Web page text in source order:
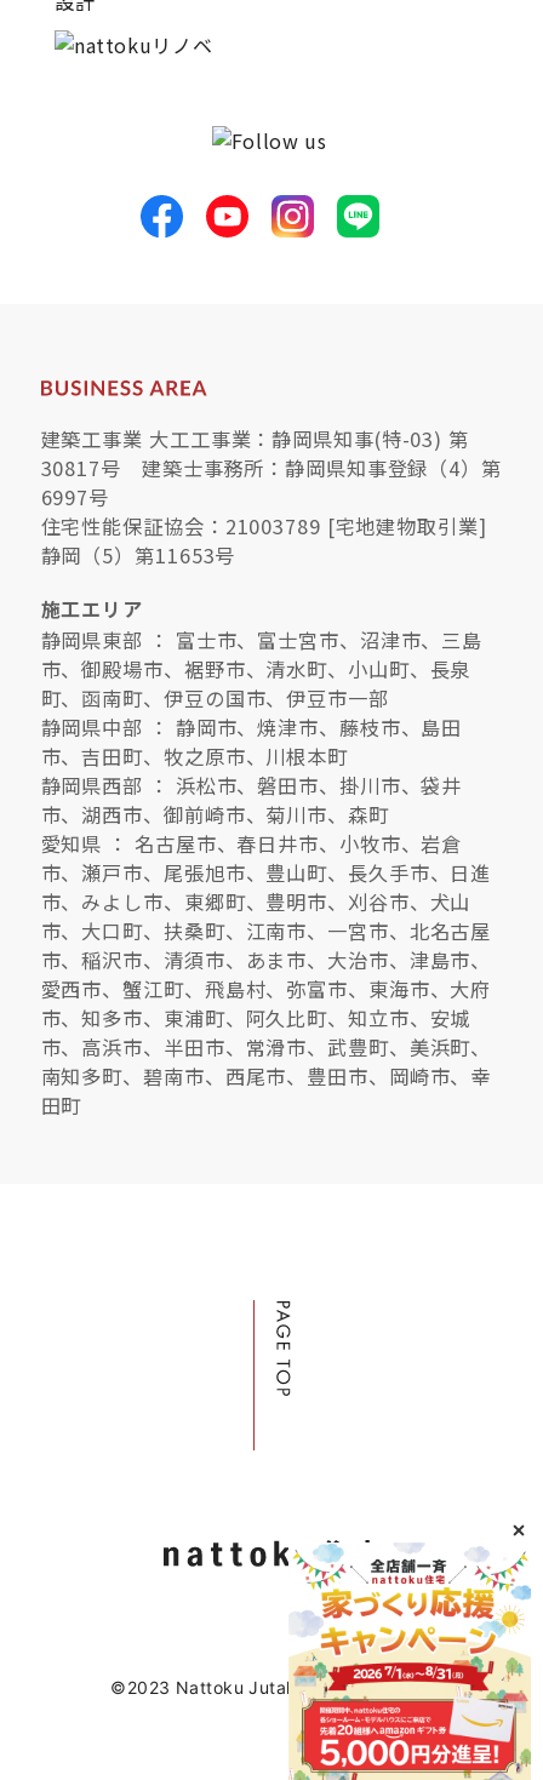
建築工事業 大工工事業：静岡県知事(特-03) 第
30817号 建築士事務所：静岡県知事登録（4）第
6997号
住宅性能保証協会：21003789 [宅地建物取引業]
静岡（5）第11653号
施工エリア
静岡県東部 ： 富士市、富士宮市、沼津市、三島
市、御殿場市、裾野市、清水町、小山町、長泉
町、函南町、伊豆の国市、伊豆市一部
静岡県中部 ： 静岡市、焼津市、藤枝市、島田
市、吉田町、牧之原市、川根本町
静岡県西部 ： 浜松市、磐田市、掛川市、袋井
市、湖西市、御前崎市、菊川市、森町
愛知県 ： 名古屋市、春日井市、小牧市、岩倉
市、瀬戸市、尾張旭市、豊山町、長久手市、日進
市、みよし市、東郷町、豊明市、刈谷市、犬山
市、大口町、扶桑町、江南市、一宮市、北名古屋
市、稲沢市、清須市、あま市、大治市、津島市、
愛西市、蟹江町、飛島村、弥富市、東海市、大府
市、知多市、東浦町、阿久比町、知立市、安城
市、高浜市、半田市、常滑市、武豊町、美浜町、
南知多町、碧南市、西尾市、豊田市、岡崎市、幸
田町
©2023 Nattoku Jutaku Kobo Co., Ltd.